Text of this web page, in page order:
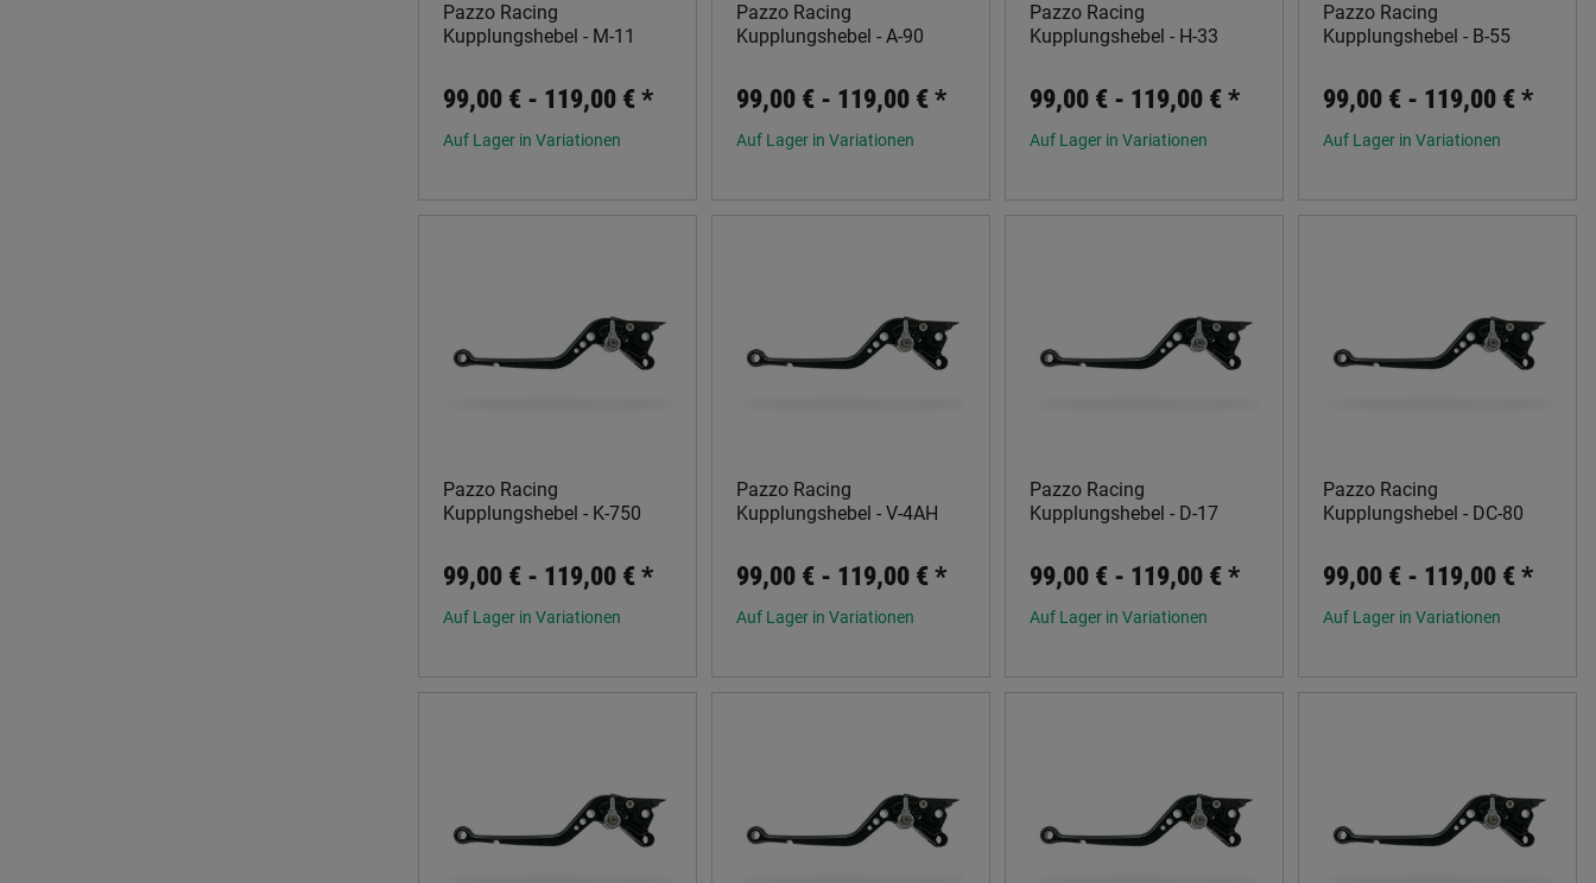
Pazzo Racing
Kupplungshebel - M-11
99,00 € - 119,00 €*
Auf Lager in Variationen
Pazzo Racing
Kupplungshebel - A-90
99,00 € - 119,00 €*
Auf Lager in Variationen
Pazzo Racing
Kupplungshebel - H-33
99,00 € - 119,00 €*
Auf Lager in Variationen
Pazzo Racing
Kupplungshebel - B-55
99,00 € - 119,00 €*
Auf Lager in Variationen
Pazzo Racing
Kupplungshebel - K-750
99,00 € - 119,00 €*
Auf Lager in Variationen
Pazzo Racing
Kupplungshebel - V-4AH
99,00 € - 119,00 €*
Auf Lager in Variationen
Pazzo Racing
Kupplungshebel - D-17
99,00 € - 119,00 €*
Auf Lager in Variationen
Pazzo Racing
Kupplungshebel - DC-80
99,00 € - 119,00 €*
Auf Lager in Variationen